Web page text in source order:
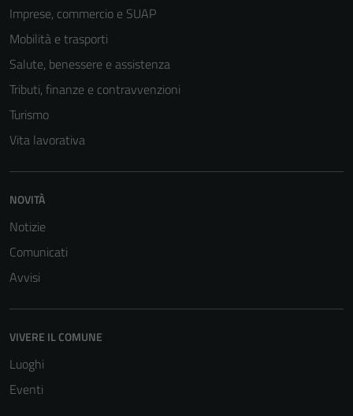
Imprese, commercio e SUAP
Mobilità e trasporti
Salute, benessere e assistenza
Tributi, finanze e contravvenzioni
Turismo
Vita lavorativa
NOVITÀ
Notizie
Comunicati
Avvisi
VIVERE IL COMUNE
Luoghi
Eventi